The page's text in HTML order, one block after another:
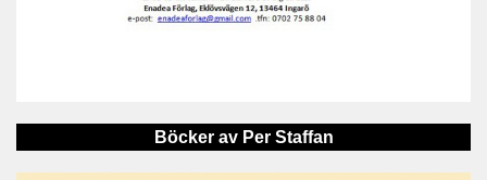
Böcker av Per Staffan